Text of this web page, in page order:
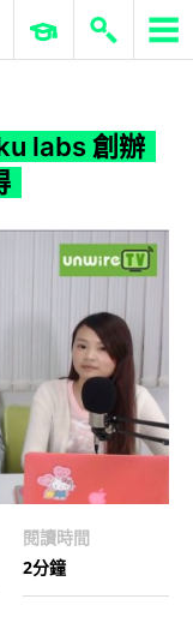
ERP 與商業 AI
labs 創辦
閱讀時間
2分鐘